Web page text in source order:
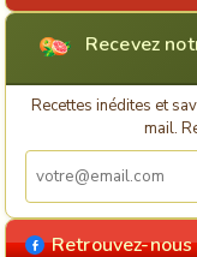
Recevez
Recettes inédites et
mail.
Retrouvez-